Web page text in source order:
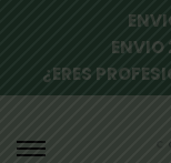
ENVIO
¿ERES